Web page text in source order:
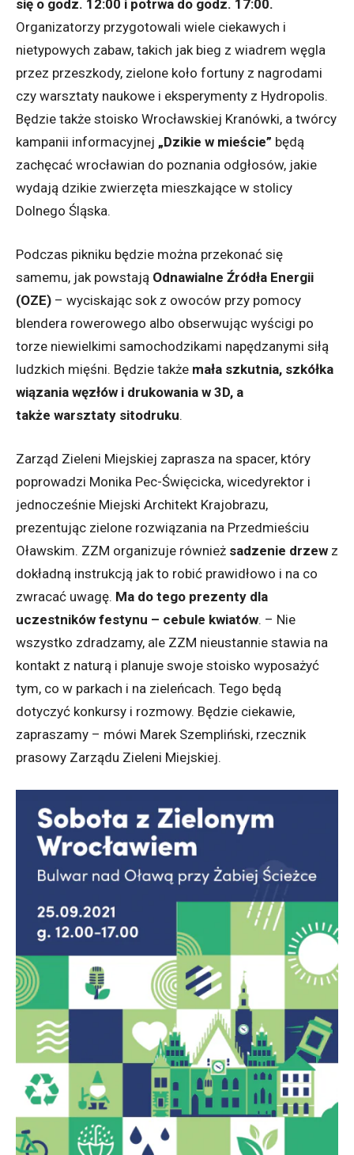
się o godz. 12:00 i potrwa do godz. 17:00.
Organizatorzy przygotowali wiele ciekawych i
nietypowych zabaw, takich jak bieg z wiadrem węgla
przez przeszkody, zielone koło fortuny z nagrodami
czy warsztaty naukowe i eksperymenty z Hydropolis.
Będzie także stoisko Wrocławskiej Kranówki, a twórcy
kampanii informacyjnej „Dzikie w mieście” będą
zachęcać wrocławian do poznania odgłosów, jakie
wydają dzikie zwierzęta mieszkające w stolicy
Dolnego Śląska.
Podczas pikniku będzie można przekonać się
samemu, jak powstają Odnawialne Źródła Energii
(OZE) – wyciskając sok z owoców przy pomocy
blendera rowerowego albo obserwując wyścigi po
torze niewielkimi samochodzikami napędzanymi siłą
ludzkich mięśni. Będzie także mała szkutnia, szkółka
wiązania węzłów i drukowania w 3D, a
także warsztaty sitodruku.
Zarząd Zieleni Miejskiej zaprasza na spacer, który
poprowadzi Monika Pec-Święcicka, wicedyrektor i
jednocześnie Miejski Architekt Krajobrazu,
prezentując zielone rozwiązania na Przedmieściu
Oławskim. ZZM organizuje również sadzenie drzew z
dokładną instrukcją jak to robić prawidłowo i na co
zwracać uwagę. Ma do tego prezenty dla
uczestników festynu – cebule kwiatów. – Nie
wszystko zdradzamy, ale ZZM nieustannie stawia na
kontakt z naturą i planuje swoje stoisko wyposażyć
tym, co w parkach i na zieleńcach. Tego będą
dotyczyć konkursy i rozmowy. Będzie ciekawie,
zapraszamy – mówi Marek Szempliński, rzecznik
prasowy Zarządu Zieleni Miejskiej.